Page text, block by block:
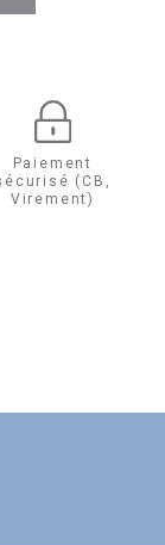
Paiement
(CB,
Virement)